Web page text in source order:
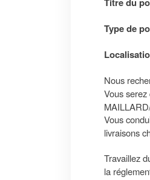
Type de
Nous
Vous
Vous
livraisons
Travaillez
la